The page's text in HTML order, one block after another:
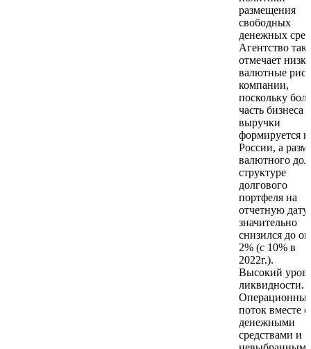
размещения
свободных
денежных
Агентство
отмечает
валютные
компании,
поскольку
часть бизнеса
выручки
формируется в
России, а
валютного
структуре
долгового
портфеля на
отчетную дату
значительно
снизился до
2% (с 10% в
2022г.).
Высокий
ликвидности.
поток вместе с
денежными
средствами и